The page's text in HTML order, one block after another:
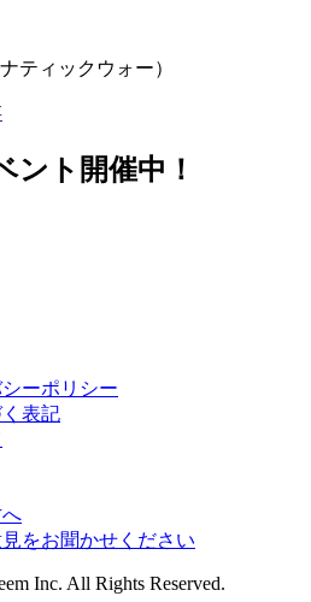
ティックウォー）
ント開催中！
ーポリシー
表記
をお聞かせください
Inc. All Rights Reserved.